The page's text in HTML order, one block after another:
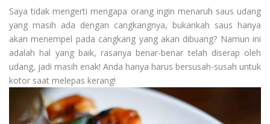
Saya tidak mengerti mengapa orang ingin menaruh saus udang
yang masih ada dengan cangkangnya, bukankah saus hanya
akan menempel pada cangkang yang akan dibuang? Namun ini
adalah hal yang baik, rasanya benar-benar telah diserap oleh
udang, jadi masih enak! Anda hanya harus bersusah-susah untuk
kotor saat melepas kerang!